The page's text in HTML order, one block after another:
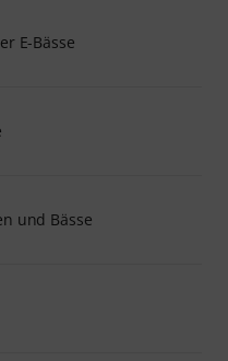
E-Bässe
und Bässe